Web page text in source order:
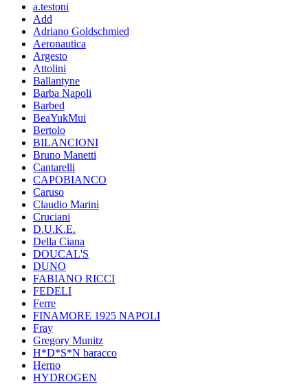
a.testoni
Add
Adriano Goldschmied
Aeronautica
Argesto
Attolini
Ballantyne
Barba Napoli
Barbed
BeaYukMui
Bertolo
BILANCIONI
Bruno Manetti
Cantarelli
CAPOBIANCO
Caruso
Claudio Marini
Cruciani
D.U.K.E.
Della Ciana
DOUCAL'S
DUNO
FABIANO RICCI
FEDELI
Ferre
FINAMORE 1925 NAPOLI
Fray
Gregory Munitz
H*D*S*N baracco
Herno
HYDROGEN